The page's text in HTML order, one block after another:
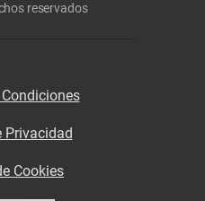
reservados
Privacidad
Cookies